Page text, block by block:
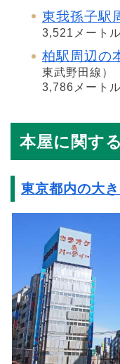
東我孫子駅
3,521メートル
柏駅周辺の
東武野田線）
3,786メートル
本屋に関す
東京都内の大